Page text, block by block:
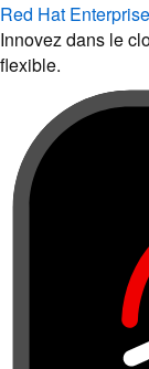
Red Hat
Innovez dans le
flexible.